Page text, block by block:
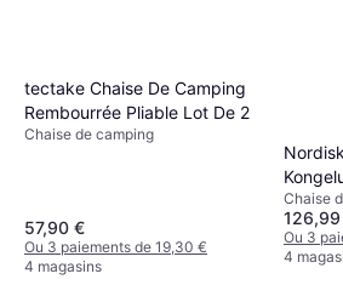
tectake Chaise De Camping
Rembourrée Pliable Lot De 2
Chaise de camping
57,90 €
Ou 3 paiements de 19,30 €
4 magasins
Chaise
Ou 3
4